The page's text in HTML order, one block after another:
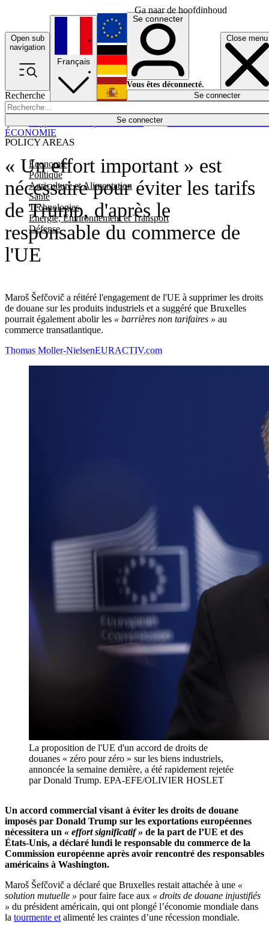
Ga naar de hoofdinhoud
Open sub
navigation
Close menu
Recherche
Se connecter
POLICY AREAS
Economie
Politique
Agriculture et Alimentation
Santé
Technologies
Energie, Environnement et Transport
Défense
Économie
Français
English
Deutsch
Español
Se connecter
Vous êtes déconnecté.
Se connecter
« Un effort important » est
nécessaire pour éviter les tarifs
de Trump, d'après le
responsable du commerce de
l'UE
Maroš Šefčovič a réitéré l'engagement de l'UE à supprimer les droits
de douane sur les produits industriels et a suggéré que Bruxelles
pourrait également abolir les « barrières non tarifaires » au
commerce transatlantique.
ÉCONOMIE
Thomas Moller-NielsenEURACTIV.com
La proposition de l'UE d'un accord de droits de
douanes « zéro pour zéro » sur les biens industriels,
annoncée la semaine dernière, a été rapidement rejetée
par Donald Trump. EPA-EFE/OLIVIER HOSLET
Un accord commercial visant à éviter les droits de douane
imposés par Donald Trump sur les exportations européennes
nécessitera un « effort significatif » de la part de l’UE et des
États-Unis, a déclaré lundi le responsable du commerce de la
Commission européenne après avoir rencontré des responsables
américains à Washington.
Maroš Šefčovič a déclaré que Bruxelles restait attachée à une «
solution mutuelle » pour faire face aux « droits de douane injustifiés
» du président américain, qui ont plongé l’économie mondiale dans
la tourmente et alimenté les craintes d’une récession mondiale.